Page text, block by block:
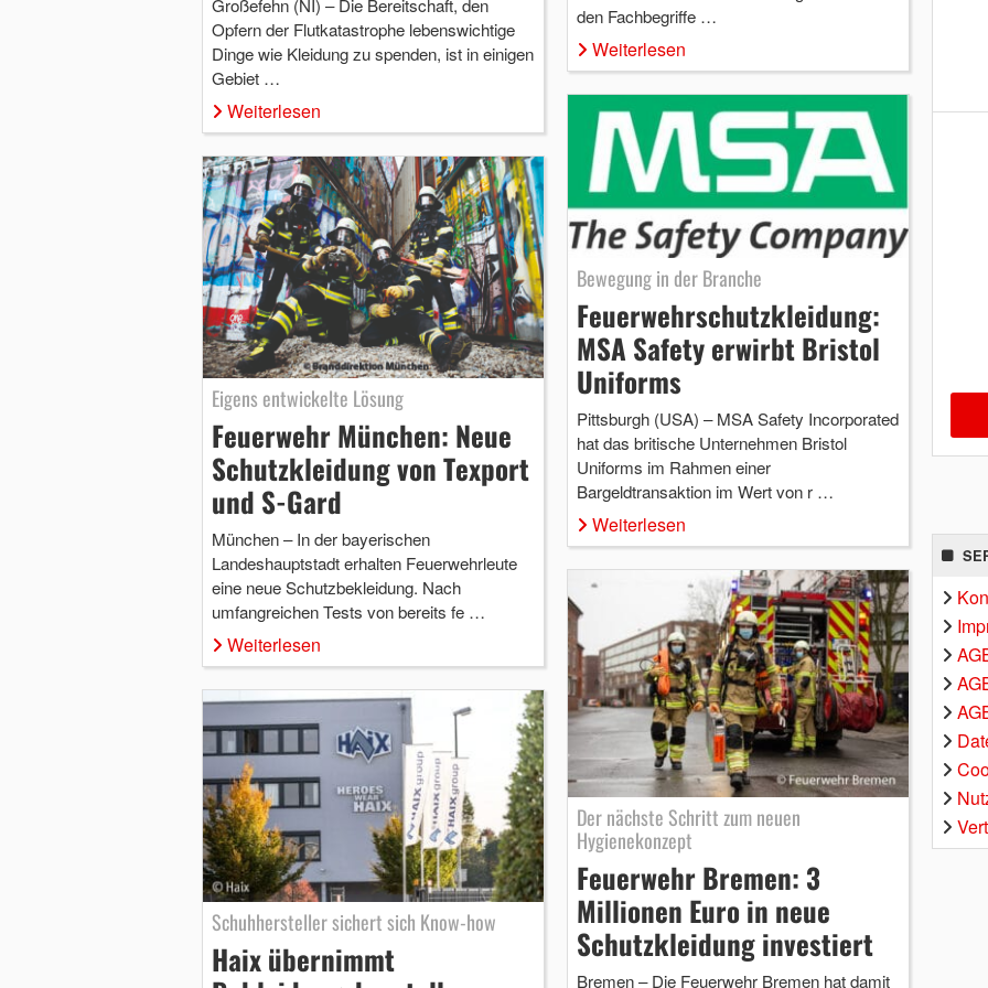
Großefehn (NI) – Die Bereitschaft, den
Opfern der Flutkatastrophe lebenswichtige
Dinge wie Kleidung zu spenden, ist in einigen
Gebiet …
Weiterlesen
den Fachbegriffe …
Weiterlesen
Eigens entwickelte Lösung
Feuerwehr München: Neue
Schutzkleidung von Texport
und S-Gard
München – In der bayerischen
Landeshauptstadt erhalten Feuerwehrleute
eine neue Schutzbekleidung. Nach
umfangreichen Tests von bereits fe …
Weiterlesen
Bewegung in der Branche
Feuerwehrschutzkleidung:
MSA Safety erwirbt Bristol
Uniforms
Pittsburgh (USA) – MSA Safety Incorporated
hat das britische Unternehmen Bristol
Uniforms im Rahmen einer
Bargeldtransaktion im Wert von r …
Weiterlesen
Schuhhersteller sichert sich Know-how
Haix übernimmt
Der nächste Schritt zum neuen
Hygienekonzept
Feuerwehr Bremen: 3
Millionen Euro in neue
Schutzkleidung investiert
Bremen – Die Feuerwehr Bremen hat damit